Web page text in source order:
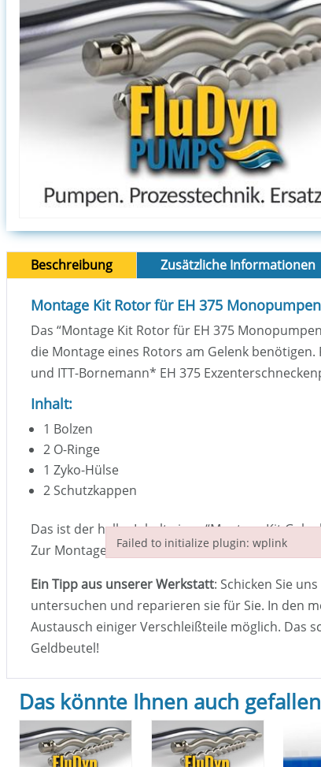
Beschreibung Zusätzliche Informationen
Montage Kit Rotor für EH 375 Monopumpen
Das “Montage Kit Rotor für EH 375
die Montage eines Rotors am Gelenk benötigen.
und ITT-Bornemann* EH 375
Inhalt:
1 Bolzen
2 O-Ringe
1 Zyko-Hülse
2 Schutzkappen
Das ist der halbe Inhalt eines “Montage Kit
Zur Montage eines Rotors muss nur eine
Ein Tipp aus unserer Werkstatt: Schicken Sie
untersuchen und reparieren sie für Sie. In den
Austausch einiger Verschleißteile möglich. Das
Geldbeutel!
Das könnte Ihnen auch
Failed to initialize plugin: wplink
Failed to initialize plugin: wplink